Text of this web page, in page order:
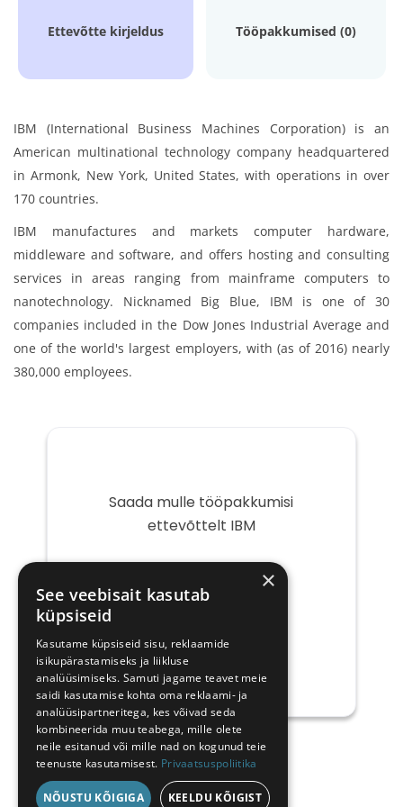
Ettevõtte kirjeldus Tööpakkumised (0)
IBM (International Business Machines Corporation) is an
American multinational technology company headquartered
in Armonk, New York, United States, with operations in over
170 countries.
IBM manufactures and markets computer hardware,
middleware and software, and offers hosting and consulting
services in areas ranging from mainframe computers to
nanotechnology. Nicknamed Big Blue, IBM is one of 30
companies included in the Dow Jones Industrial Average and
one of the world's largest employers, with (as of 2016) nearly
380,000 employees.
Saada mulle tööpakkumisi
ettevõttelt IBM
post
×
See veebisait kasutab
küpsiseid
Kasutame küpsiseid sisu, reklaamide
isikupärastamiseks ja liikluse
analüüsimiseks. Samuti jagame teavet meie
saidi kasutamise kohta oma reklaami- ja
analüüsipartneritega, kes võivad seda
kombineerida muu teabega, mille olete
neile esitanud või mille nad on kogunud teie
teenuste kasutamisest. Privaatsuspoliitika
NÕUSTU KÕIGIGA KEELDU KÕIGIST